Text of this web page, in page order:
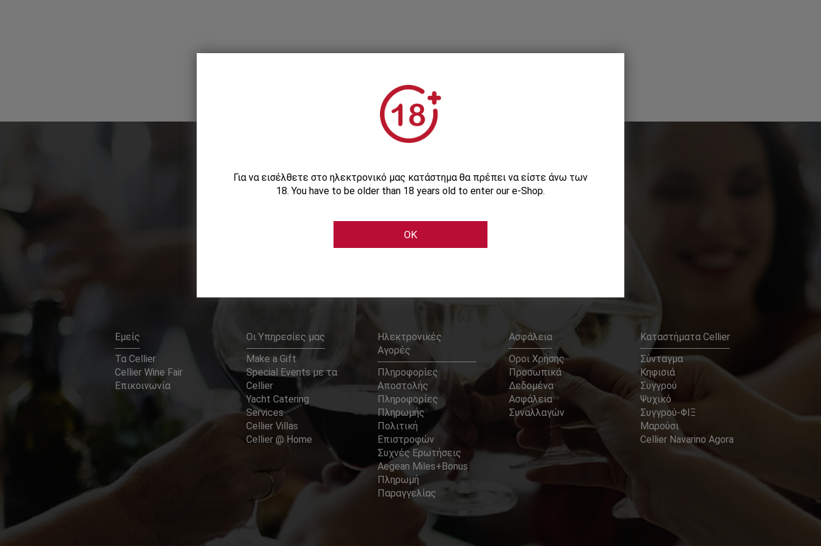
Εγγραφείτε στο Newsletter μας
Εμείς
Τα Cellier
Cellier Wine Fair
Επικοινωνία
Οι Υπηρεσίες μας
Make a Gift
Special Events με τα
Cellier
Yacht Catering
Services
Cellier Villas
Cellier @ Home
Ηλεκτρονικές
Αγορές
Πληροφορίες
Αποστολής
Πληροφορίες
Πληρωμής
Πολιτική
Επιστροφών
Συχνές Ερωτήσεις
Aegean Miles+Bonus
Πληρωμή
Παραγγελίας
Ασφάλεια
Οροι Χρήσης
Προσωπικά
Δεδομένα
Ασφάλεια
Συναλλαγών
Καταστήματα Cellier
Σύνταγμα
Κηφισιά
Συγγρού
Ψυχικό
Συγγρού-ΦΙΞ
Μαρούσι
Cellier Navarino Agora
Για να εισέλθετε στο ηλεκτρονικό μας κατάστημα θα πρέπει να είστε άνω των
18. You have to be older than 18 years old to enter our e-Shop.
OK